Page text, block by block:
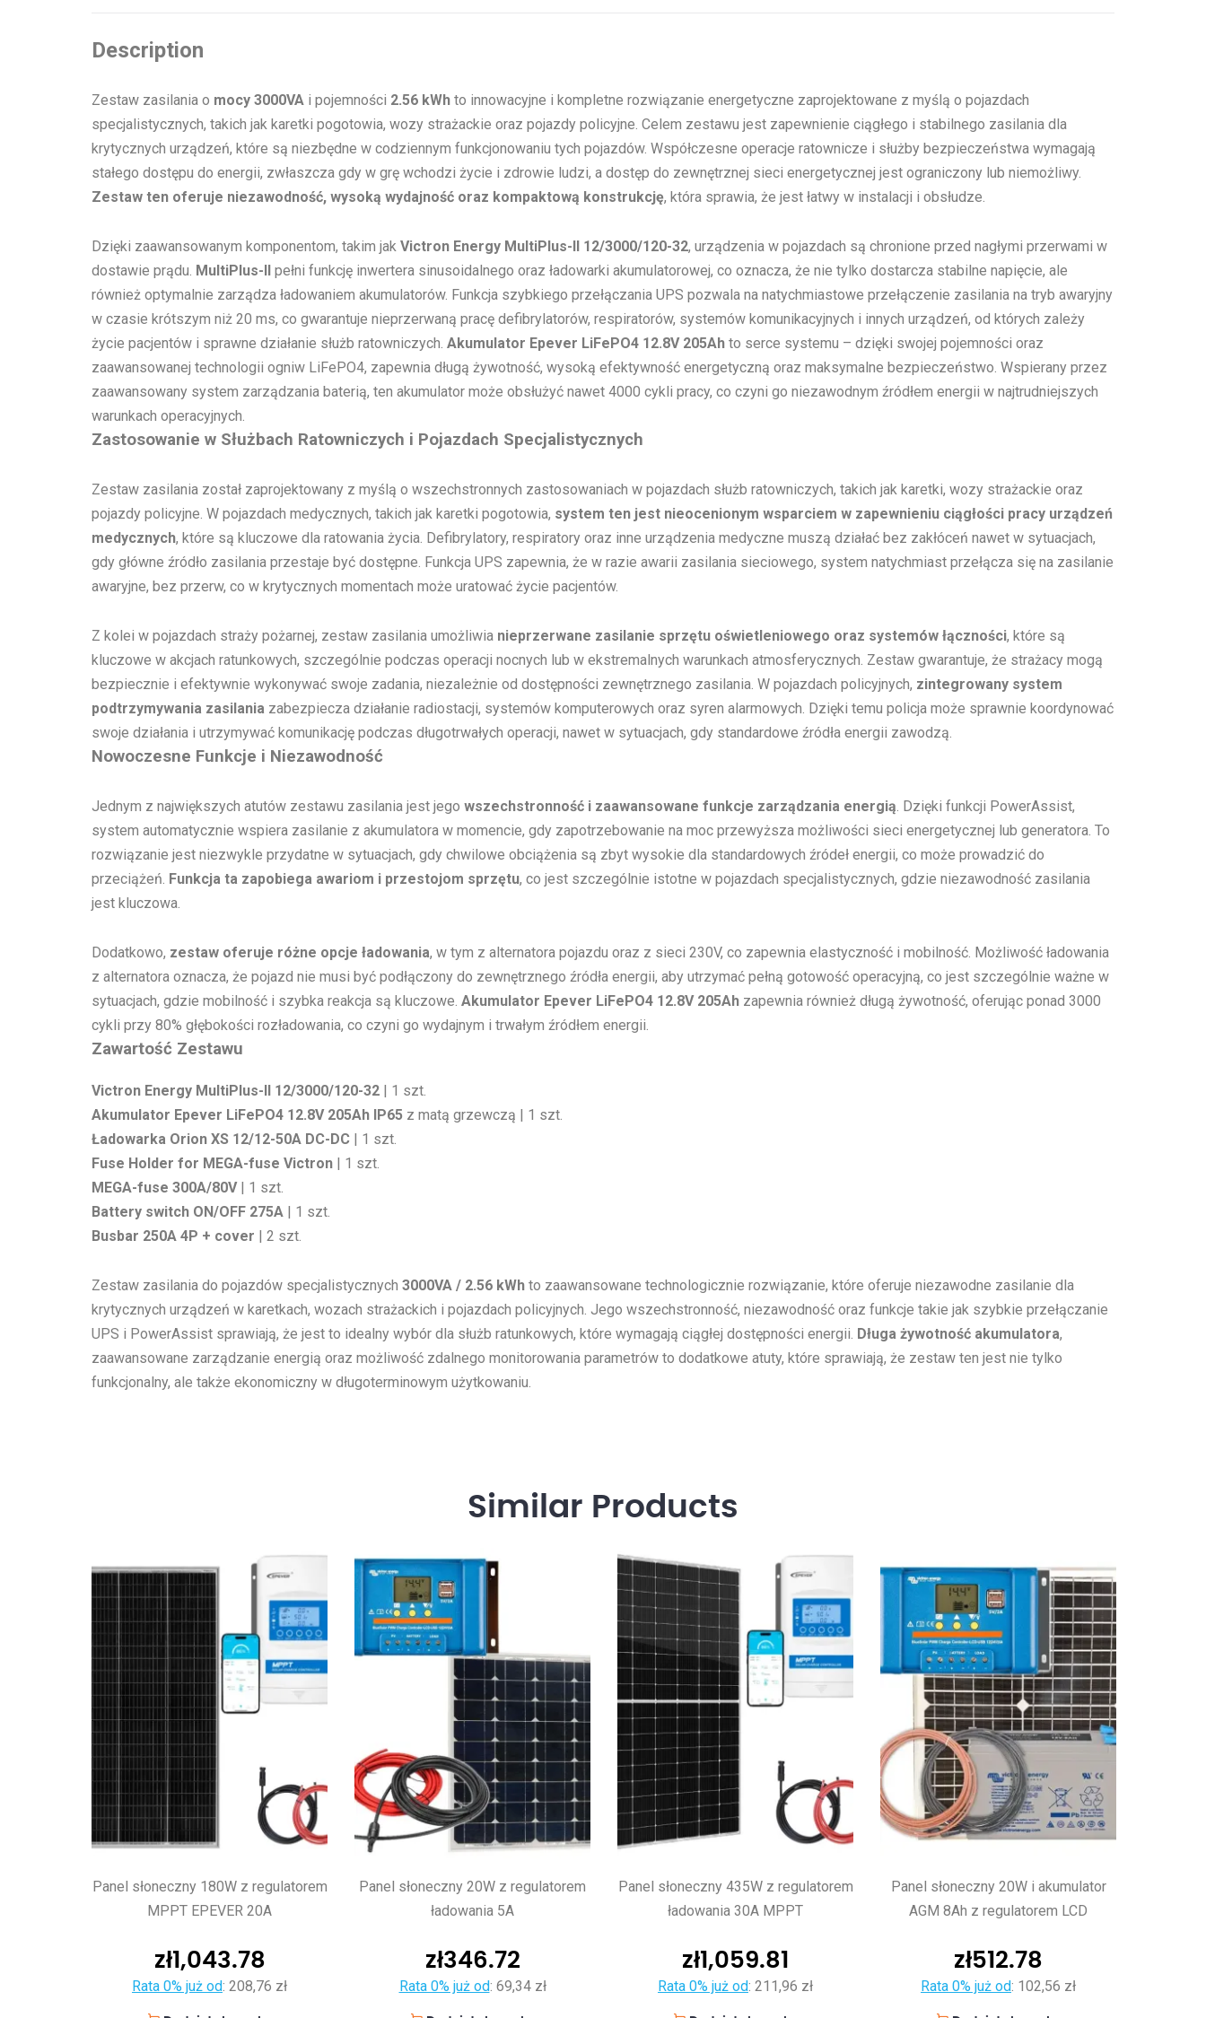
Description
Zestaw zasilania o mocy 3000VA i pojemności 2.56 kWh to innowacyjne i kompletne rozwiązanie energetyczne zaprojektowane z myślą o pojazdach
specjalistycznych, takich jak karetki pogotowia, wozy strażackie oraz pojazdy policyjne. Celem zestawu jest zapewnienie ciągłego i stabilnego zasilania dla
krytycznych urządzeń, które są niezbędne w codziennym funkcjonowaniu tych pojazdów. Współczesne operacje ratownicze i służby bezpieczeństwa wymagają
stałego dostępu do energii, zwłaszcza gdy w grę wchodzi życie i zdrowie ludzi, a dostęp do zewnętrznej sieci energetycznej jest ograniczony lub niemożliwy.
Zestaw ten oferuje niezawodność, wysoką wydajność oraz kompaktową konstrukcję, która sprawia, że jest łatwy w instalacji i obsłudze.
Dzięki zaawansowanym komponentom, takim jak Victron Energy MultiPlus-II 12/3000/120-32, urządzenia w pojazdach są chronione przed nagłymi przerwami w
dostawie prądu. MultiPlus-II pełni funkcję inwertera sinusoidalnego oraz ładowarki akumulatorowej, co oznacza, że nie tylko dostarcza stabilne napięcie, ale
również optymalnie zarządza ładowaniem akumulatorów. Funkcja szybkiego przełączania UPS pozwala na natychmiastowe przełączenie zasilania na tryb awaryjny
w czasie krótszym niż 20 ms, co gwarantuje nieprzerwaną pracę defibrylatorów, respiratorów, systemów komunikacyjnych i innych urządzeń, od których zależy
życie pacjentów i sprawne działanie służb ratowniczych. Akumulator Epever LiFePO4 12.8V 205Ah to serce systemu – dzięki swojej pojemności oraz
zaawansowanej technologii ogniw LiFePO4, zapewnia długą żywotność, wysoką efektywność energetyczną oraz maksymalne bezpieczeństwo. Wspierany przez
zaawansowany system zarządzania baterią, ten akumulator może obsłużyć nawet 4000 cykli pracy, co czyni go niezawodnym źródłem energii w najtrudniejszych
warunkach operacyjnych.
Zastosowanie w Służbach Ratowniczych i Pojazdach Specjalistycznych
Zestaw zasilania został zaprojektowany z myślą o wszechstronnych zastosowaniach w pojazdach służb ratowniczych, takich jak karetki, wozy strażackie oraz
pojazdy policyjne. W pojazdach medycznych, takich jak karetki pogotowia, system ten jest nieocenionym wsparciem w zapewnieniu ciągłości pracy urządzeń
medycznych, które są kluczowe dla ratowania życia. Defibrylatory, respiratory oraz inne urządzenia medyczne muszą działać bez zakłóceń nawet w sytuacjach,
gdy główne źródło zasilania przestaje być dostępne. Funkcja UPS zapewnia, że w razie awarii zasilania sieciowego, system natychmiast przełącza się na zasilanie
awaryjne, bez przerw, co w krytycznych momentach może uratować życie pacjentów.
Z kolei w pojazdach straży pożarnej, zestaw zasilania umożliwia nieprzerwane zasilanie sprzętu oświetleniowego oraz systemów łączności, które są
kluczowe w akcjach ratunkowych, szczególnie podczas operacji nocnych lub w ekstremalnych warunkach atmosferycznych. Zestaw gwarantuje, że strażacy mogą
bezpiecznie i efektywnie wykonywać swoje zadania, niezależnie od dostępności zewnętrznego zasilania. W pojazdach policyjnych, zintegrowany system
podtrzymywania zasilania zabezpiecza działanie radiostacji, systemów komputerowych oraz syren alarmowych. Dzięki temu policja może sprawnie koordynować
swoje działania i utrzymywać komunikację podczas długotrwałych operacji, nawet w sytuacjach, gdy standardowe źródła energii zawodzą.
Nowoczesne Funkcje i Niezawodność
Jednym z największych atutów zestawu zasilania jest jego wszechstronność i zaawansowane funkcje zarządzania energią. Dzięki funkcji PowerAssist,
system automatycznie wspiera zasilanie z akumulatora w momencie, gdy zapotrzebowanie na moc przewyższa możliwości sieci energetycznej lub generatora. To
rozwiązanie jest niezwykle przydatne w sytuacjach, gdy chwilowe obciążenia są zbyt wysokie dla standardowych źródeł energii, co może prowadzić do
przeciążeń. Funkcja ta zapobiega awariom i przestojom sprzętu, co jest szczególnie istotne w pojazdach specjalistycznych, gdzie niezawodność zasilania
jest kluczowa.
Dodatkowo, zestaw oferuje różne opcje ładowania, w tym z alternatora pojazdu oraz z sieci 230V, co zapewnia elastyczność i mobilność. Możliwość ładowania
z alternatora oznacza, że pojazd nie musi być podłączony do zewnętrznego źródła energii, aby utrzymać pełną gotowość operacyjną, co jest szczególnie ważne w
sytuacjach, gdzie mobilność i szybka reakcja są kluczowe. Akumulator Epever LiFePO4 12.8V 205Ah zapewnia również długą żywotność, oferując ponad 3000
cykli przy 80% głębokości rozładowania, co czyni go wydajnym i trwałym źródłem energii.
Zawartość Zestawu
Victron Energy MultiPlus-II 12/3000/120-32 | 1 szt.
Akumulator Epever LiFePO4 12.8V 205Ah IP65 z matą grzewczą | 1 szt.
Ładowarka Orion XS 12/12-50A DC-DC | 1 szt.
Fuse Holder for MEGA-fuse Victron | 1 szt.
MEGA-fuse 300A/80V| 1 szt.
Battery switch ON/OFF 275A | 1 szt.
Busbar 250A 4P + cover | 2 szt.
Zestaw zasilania do pojazdów specjalistycznych 3000VA / 2.56 kWh to zaawansowane technologicznie rozwiązanie, które oferuje niezawodne zasilanie dla
krytycznych urządzeń w karetkach, wozach strażackich i pojazdach policyjnych. Jego wszechstronność, niezawodność oraz funkcje takie jak szybkie przełączanie
UPS i PowerAssist sprawiają, że jest to idealny wybór dla służb ratunkowych, które wymagają ciągłej dostępności energii. Długa żywotność akumulatora,
zaawansowane zarządzanie energią oraz możliwość zdalnego monitorowania parametrów to dodatkowe atuty, które sprawiają, że zestaw ten jest nie tylko
funkcjonalny, ale także ekonomiczny w długoterminowym użytkowaniu.
Similar Products
Panel słoneczny 180W z regulatorem
MPPT EPEVER 20A
zł1,043.78
Rata 0% już od: 208,76 zł
Panel słoneczny 20W z regulatorem
ładowania 5A
zł346.72
Rata 0% już od: 69,34 zł
Panel słoneczny 435W z regulatorem
ładowania 30A MPPT
zł1,059.81
Rata 0% już od: 211,96 zł
Panel słoneczny 20W i akumulator
AGM 8Ah z regulatorem LCD
zł512.78
Rata 0% już od: 102,56 zł